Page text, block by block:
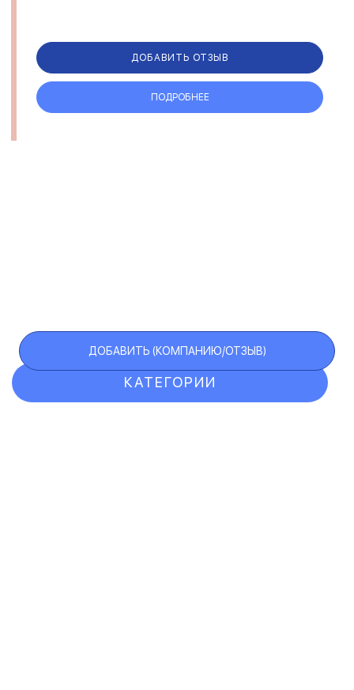
ДОБАВИТЬ ОТЗЫВ
ПОДРОБНЕЕ
КАТЕГОРИИ
ДОБАВИТЬ (КОМПАНИЮ/ОТЗЫВ)